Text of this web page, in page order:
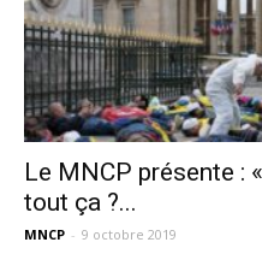
Le MNCP présente :
tout ça ?...
MNCP - 9 octobre 2019